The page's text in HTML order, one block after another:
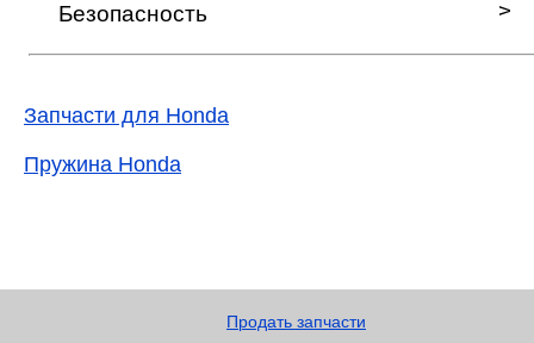
Безопасность
Запчасти для Honda
Пружина Honda
Продать запчасти